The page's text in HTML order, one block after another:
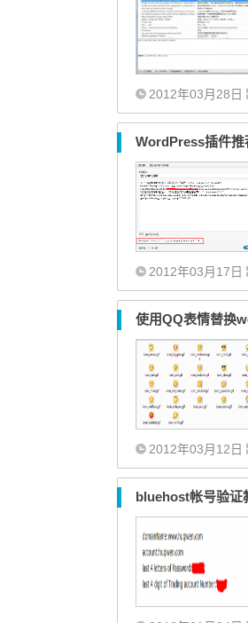
2012年03月28日
WordPress插件
2012年03月17日
使用QQ表情替换
2012年03月12日
bluehost帐号验证